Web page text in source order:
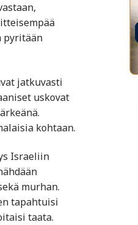
pyritään
jatkuvasti
uskovat
kohtaan.
Israeliin
murhan.
tapahtuisi
taata.